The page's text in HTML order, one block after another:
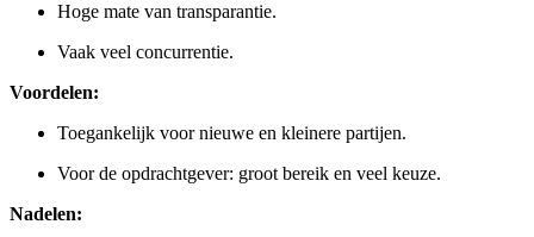
Hoge mate van transparantie.
Vaak veel concurrentie.
Voordelen:
Toegankelijk voor nieuwe en kleinere partijen.
Voor de opdrachtgever: groot bereik en veel keuze.
Nadelen: